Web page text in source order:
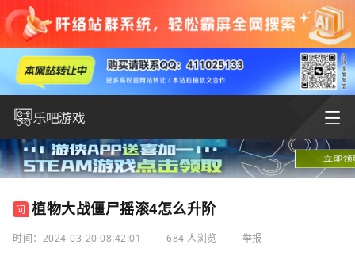
问 植物大战僵尸摇滚4怎么升阶
时间：2024-03-20 08:42:01 684 人浏览 举报